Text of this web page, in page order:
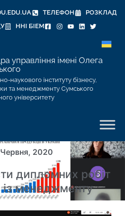
ТЕЛЕФОН
РОЗКЛАД
ННІ БІЕМ
управління імені Олега
наукового інституту бізнесу,
та менеджменту Сумського
університету
2020
дипломних робіт
із менеджменту